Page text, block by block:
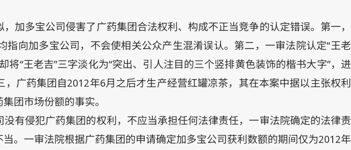
加多宝公司侵害了广药集团合法权利、构成不正当竞争的认定错误。第一，
向加多宝公司，不会使相关公众产生混淆误认。第二，一审法院认定“王老
“王老吉”三字淡化为“突出、引人注目的三个竖排黄色装饰的楷书大字”，进
，广药集团自2012年6月之后才生产经营红罐凉茶，其在本案中据以主张权利
团市场份额的事实。
有侵犯广药集团的权利，不应当承担任何法律责任，一审法院确定的法律责
。一审法院根据广药集团的申请确定加多宝公司获利数额的期间仅为2012年